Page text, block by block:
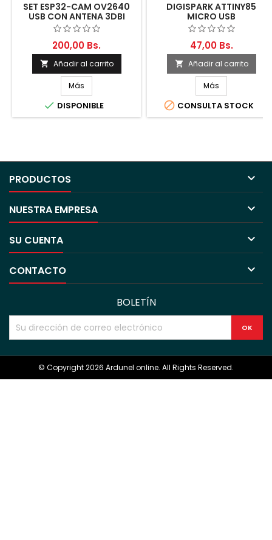
SET ESP32-CAM OV2640
USB CON ANTENA 3DBI
200,00 Bs.
 Añadir al carrito
Más
 DISPONIBLE
DIGISPARK ATTINY85
MICRO USB
47,00 Bs.
 Añadir al carrito
Más
 CONSULTA STOCK
PRODUCTOS 
NUESTRA EMPRESA 
SU CUENTA 
CONTACTO 
BOLETÍN
© Copyright 2026 Ardunel online. All Rights Reserved.